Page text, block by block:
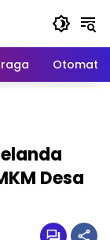
Otomatif
Desa